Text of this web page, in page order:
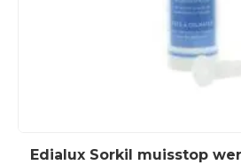
Edialux Sorkil muisstop